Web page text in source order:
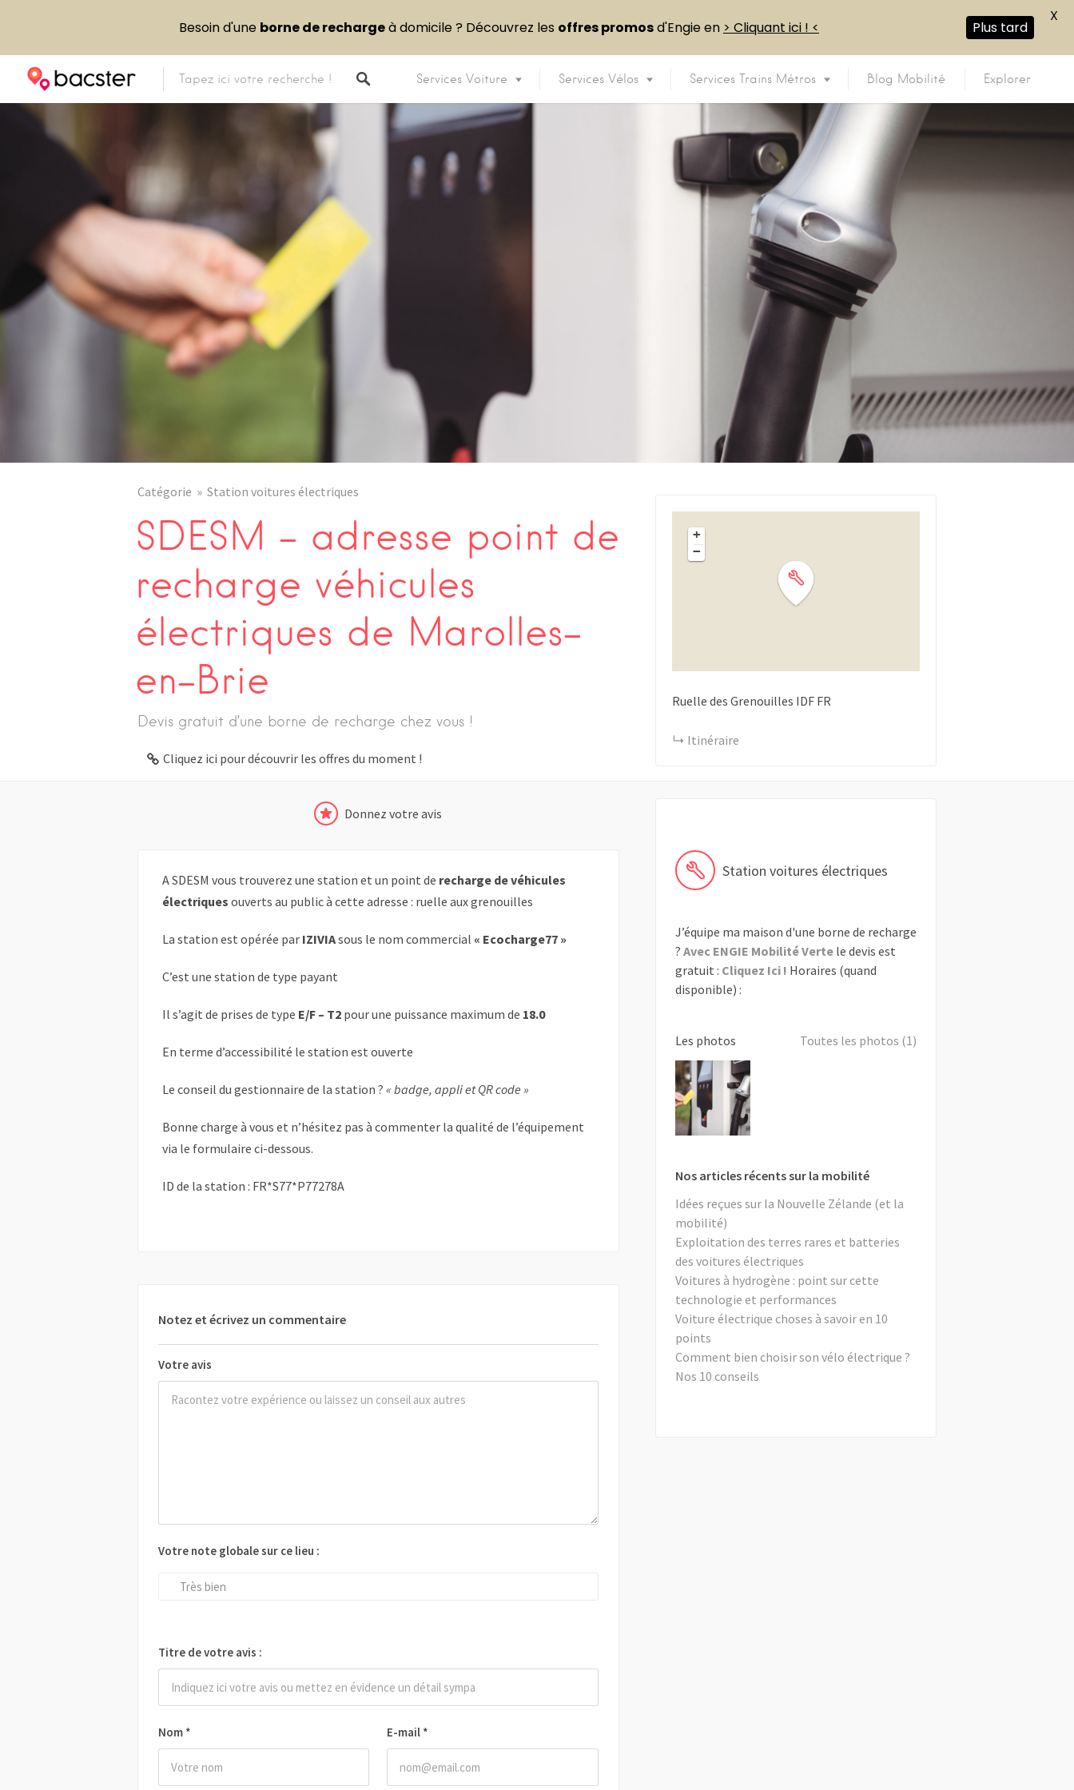
Services Voiture Services Vélos Services Trains Métros Blog Mobilité Explorer
Catégorie Station voitures électriques
SDESM – adresse point de
recharge véhicules
électriques de Marolles-
en-Brie
Devis gratuit d’une borne de recharge chez vous !
Cliquez ici pour découvrir les offres du moment !
Donnez votre avis
A SDESM vous trouverez une station et un point de recharge de véhicules
électriques ouverts au public à cette adresse : ruelle aux grenouilles
La station est opérée par IZIVIAsous le nom commercial « Ecocharge77 »
C’est une station de type payant
Il s’agit de prises de type E/F – T2 pour une puissance maximum de 18.0
En terme d’accessibilité le station est ouverte
Le conseil du gestionnaire de la station ? « badge, appli et QR code »
Bonne charge à vous et n’hésitez pas à commenter la qualité de l’équipement
via le formulaire ci-dessous.
ID de la station : FR*S77*P77278A
Notez et écrivez un commentaire
Votre avis
Nom * E-mail *
Votre note globale sur ce lieu :
Très bien
Titre de votre avis :
+
−
Ruelle des Grenouilles IDF FR
Itinéraire
Station voitures électriques
J’équipe ma maison d'une borne de recharge
? Avec ENGIE Mobilité Vertele devis est
gratuit : Cliquez Ici ! Horaires (quand
disponible) :
Les photos Toutes les photos (1)
Nos articles récents sur la mobilité
Idées reçues sur la Nouvelle Zélande (et la
mobilité)
Exploitation des terres rares et batteries
des voitures électriques
Voitures à hydrogène : point sur cette
technologie et performances
Voiture électrique choses à savoir en 10
points
Comment bien choisir son vélo électrique ?
Nos 10 conseils
Besoin d'une borne de rechargeà domicile ? Découvrez les offres promosd'Engie en > Cliquant ici ! < Plus tard
X